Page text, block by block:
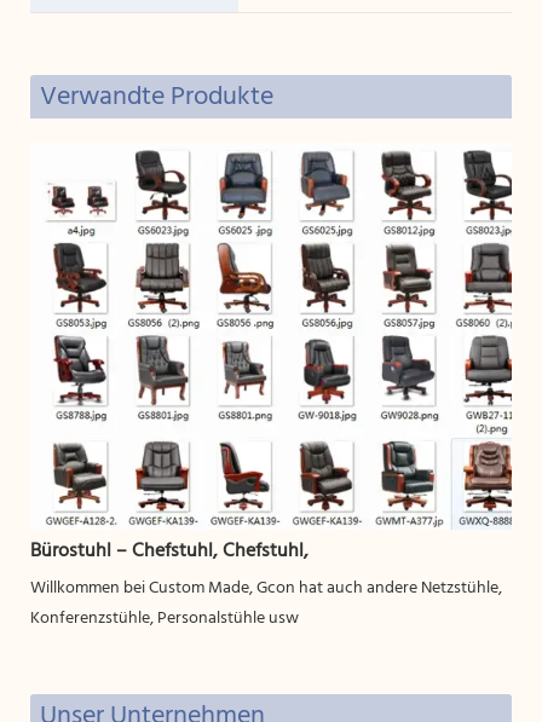
7.Deutschland Homag Maschine
Verwandte Produkte
Bürostuhl – Chefstuhl, Chefstuhl,
Willkommen bei Custom Made, Gcon hat auch andere Netzstühle,
Konferenzstühle, Personalstühle usw